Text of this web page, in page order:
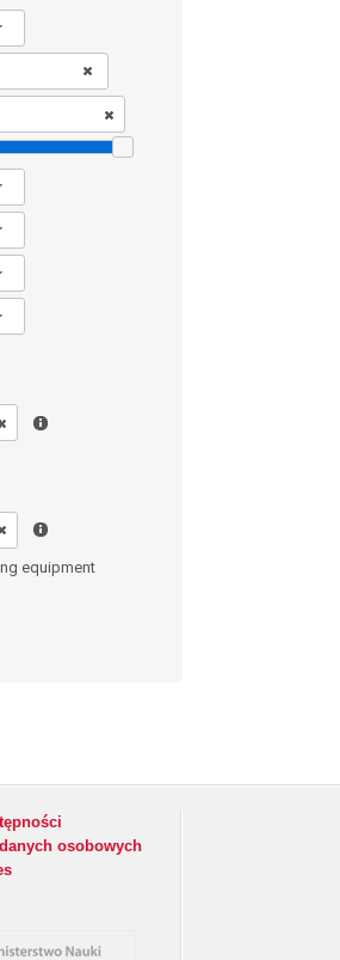
equipment
osobowych